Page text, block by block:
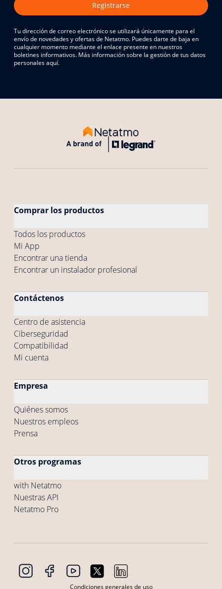
Registrarse
Tu dirección de correo electrónico se utilizará únicamente para el
envío de novedades y ofertas de Netatmo. Puedes darte de baja en
cualquier momento mediante el enlace presente en nuestros
boletines informativos. Más información sobre la gestión de tus datos
personales aquí.
Comprar los productos
Todos los productos
Mi App
Encontrar una tienda
Encontrar un instalador profesional
Contáctenos
Centro de asistencia
Ciberseguridad
Compatibilidad
Mi cuenta
Empresa
Quiénes somos
Nuestros empleos
Prensa
Otros programas
with Netatmo
Nuestras API
Netatmo Pro
Condiciones generales de uso